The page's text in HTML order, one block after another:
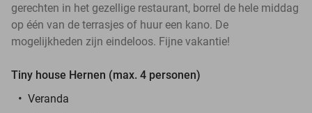
gerechten in het gezellige restaurant, borrel de hele middag
op één van de terrasjes of huur een kano. De
mogelijkheden zijn eindeloos. Fijne vakantie!
Tiny house Hernen (max. 4 personen)
Veranda